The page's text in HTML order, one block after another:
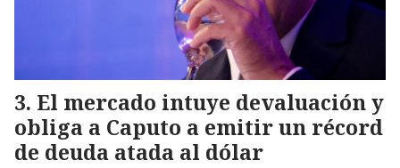
El mercado intuye devaluación y
obliga a Caputo a emitir un récord
de deuda atada al dólar